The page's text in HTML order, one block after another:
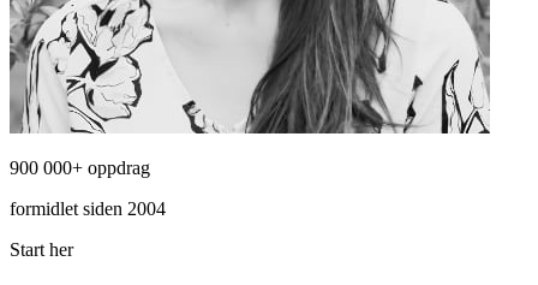
900 000+ oppdrag
formidlet siden 2004
Start her